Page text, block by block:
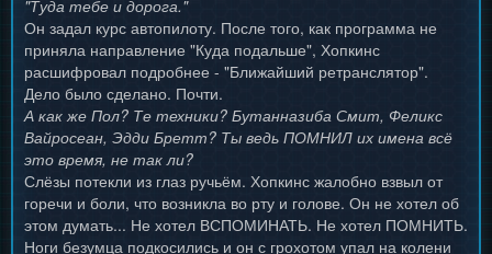
"Туда тебе и дорога."
Он задал курс автопилоту. После того, как программа не
приняла направление "Куда подальше", Хопкинс
расшифровал подробнее - "Ближайший ретранслятор".
Дело было сделано. Почти.
А как же Пол? Те техники? Бутанназиба Смит, Феликс
Вайросеан, Эдди Бретт? Ты ведь ПОМНИЛ их имена всё
это время, не так ли?
Слёзы потекли из глаз ручьём. Хопкинс жалобно взвыл от
горечи и боли, что возникла во рту и голове. Он не хотел об
этом думать... Не хотел ВСПОМИНАТЬ. Не хотел ПОМНИТЬ.
Ноги безумца подкосились и он с грохотом упал на колени